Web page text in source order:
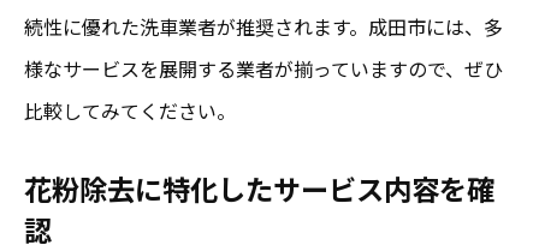
続性に優れた洗車業者が推奨されます。成田市には、多
様なサービスを展開する業者が揃っていますので、ぜひ
比較してみてください。
花粉除去に特化したサービス内容を確
認